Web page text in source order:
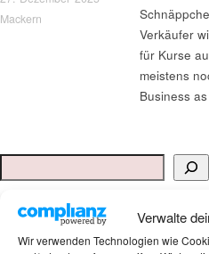
Verwalte
Wir verwenden Technologien wie
Mackern
Verkäufer
für Kurse
meistens
Business
Suchen
ANKAUF HIFI & HIGH